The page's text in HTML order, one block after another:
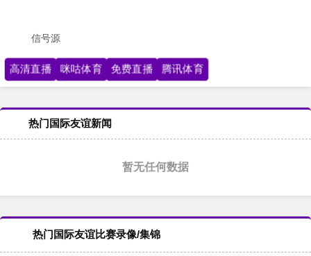
信号源
高清直播 咪咕体育 免费直播 腾讯体育
热门国际友谊新闻
暂无任何数据
热门国际友谊比赛录像/集锦